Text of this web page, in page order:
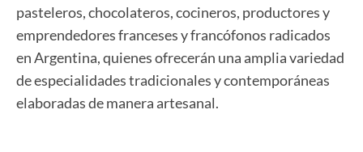
pasteleros, chocolateros, cocineros, productores y
emprendedores franceses y francófonos radicados
en Argentina, quienes ofrecerán una amplia variedad
de especialidades tradicionales y contemporáneas
elaboradas de manera artesanal.